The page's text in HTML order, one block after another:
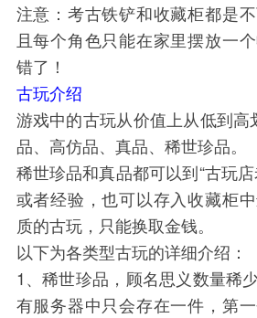
注意：考古铁铲和收藏柜都是
且每个角色只能在家里摆放一
错了！
古玩介绍
游戏中的古玩从价值上从低到
品、高仿品、真品、稀世珍品。
稀世珍品和真品都可以到“古玩
或者经验，也可以存入收藏柜
质的古玩，只能换取金钱。
以下为各类型古玩的详细介绍：
1、稀世珍品，顾名思义数量稀
有服务器中只会存在一件，第